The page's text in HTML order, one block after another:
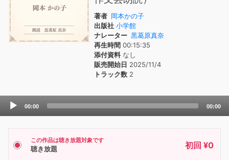
著者 岡本かの子
出版社 小学館
ナレーター 黒葛原真奈
再生時間 00:15:35
添付資料なし
販売開始日 2025/11/4
トラック数 2
Audio
00:00 00:00
この作品は聴き放題対象です
聴き放題 初回 ¥0